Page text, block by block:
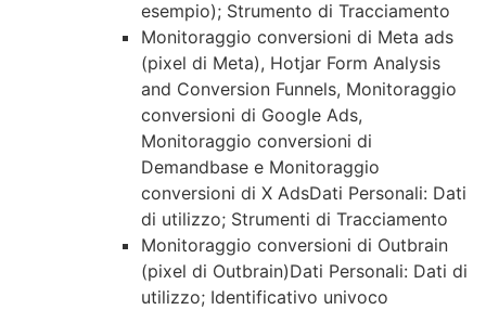
esempio); Strumento di Tracciamento
Monitoraggio conversioni di Meta ads
(pixel di Meta), Hotjar Form Analysis
and Conversion Funnels, Monitoraggio
conversioni di Google Ads,
Monitoraggio conversioni di
Demandbase e Monitoraggio
conversioni di X AdsDati Personali: Dati
di utilizzo; Strumenti di Tracciamento
Monitoraggio conversioni di Outbrain
(pixel di Outbrain)Dati Personali: Dati di
utilizzo; Identificativo univoco